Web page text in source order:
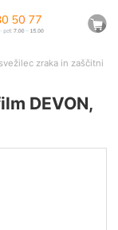
zraka in zaščitni
DEVON,